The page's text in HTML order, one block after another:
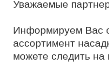
Уважаемые
Информируем Вас
ассортимент
можете следить